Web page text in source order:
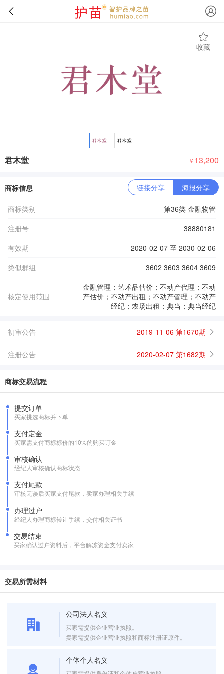
收藏
君木堂 ￥ 13,200
商标信息 链接分享 海报分享
商标类别
第36类 金融物管
注册号
38880181
有效期
2020-02-07 至 2030-02-06
类似群组
3602 3603 3604 3609
核定使用范围
金融管理；艺术品估价；不动产代理；不动
产估价；不动产出租；不动产管理；不动产
经纪；农场出租；典当；典当经纪
初审公告 2019-11-06 第1670期
注册公告 2020-02-07 第1682期
商标交易流程
提交订单
买家挑选商标并下单
支付定金
买家需支付商标标价的10%的购买订金
审核确认
经纪人审核确认商标状态
支付尾款
审核无误后买家支付尾款，卖家办理相关手续
办理过户
经纪人办理商标转让手续，交付相关证书
交易结束
买家确认过户资料后，平台解冻资金支付卖家
交易所需材料
公司法人名义
买家需提供企业营业执照。
卖家需提供企业营业执照和商标注册证原件。
个体个人名义